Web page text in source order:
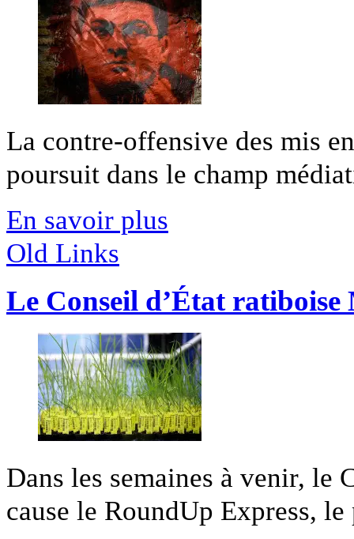
La contre-offensive des mis
poursuit dans le champ
En savoir plus
Old Links
Le Conseil d’État ratiboise
Dans les semaines à venir, le
cause le RoundUp Express,